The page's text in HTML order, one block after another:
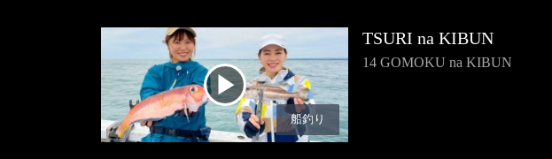
船釣り
TSURI na KIBUN
14 GOMOKU na KIBUN